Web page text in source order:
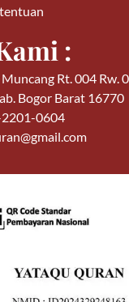
:
Rt. 004 Rw.
Bogor Barat 16770
0604